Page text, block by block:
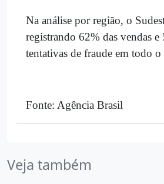
Na análise por região, o
registrando 62% das vendas e
tentativas de fraude em todo
Fonte: Agência Brasil
Veja também